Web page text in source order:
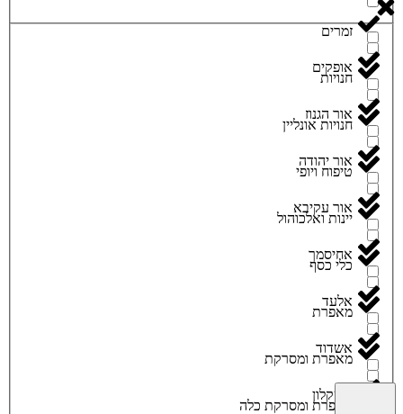
זמרים
חנויות
חנויות אונליין
טיפוח ויופי
יינות ואלכוהול
כלי כסף
מאפרת
מאפרת ומסרקת
מאפרת ומסרקת כלה
אופקים
אור הגנוז
אור יהודה
אור עקיבא
אחיסמך
אלעד
אשדוד
אשקלון